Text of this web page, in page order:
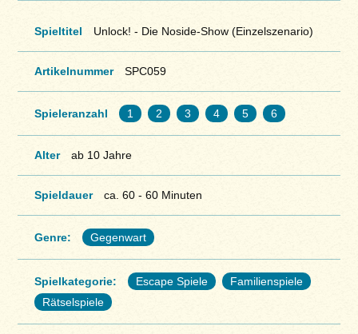
Spieltitel Unlock! - Die Noside-Show (Einzelszenario)
Artikelnummer SPC059
Spieleranzahl 1 2 3 4 5 6
Alter ab 10 Jahre
Spieldauer ca. 60 - 60 Minuten
Genre: Gegenwart
Spielkategorie: Escape Spiele
Familienspiele
Rätselspiele